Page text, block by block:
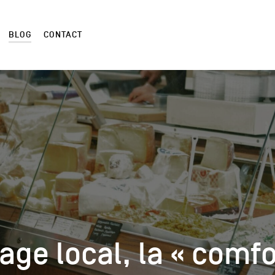
BLOG CONTACT
local, la «
local, la «